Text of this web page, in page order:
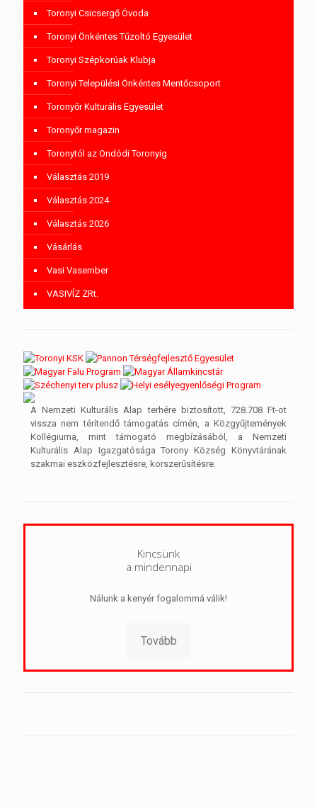
Toronyi Csicsergő Óvoda
Toronyi Önkéntes Tűzoltó Egyesület
Toronyi Szépkorúak Klubja
Toronyi Települési Önkéntes Mentőcsoport
Toronyőr Kulturális Egyesület
Toronyőr magazin
Toronytól az Ondódi Toronyig
Választás 2019
Választás 2024
Választás 2026
Vásárlás
Vasi Vasember
VASIVÍZ ZRt.
A Nemzeti Kulturális Alap terhére biztosított, 728.708 Ft-ot
vissza nem térítendő támogatás címén, a Közgyűjtemények
Kollégiuma, mint támogató megbízásából, a Nemzeti
Kulturális Alap Igazgatósága Torony Község Könyvtárának
szakmai eszközfejlesztésre, korszerűsítésre.
Kincsünk
a mindennapi
Nálunk a kenyér fogalommá válik!
Tovább